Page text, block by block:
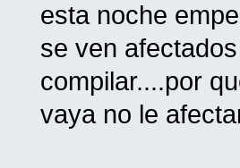
esta noche
se ven
compilar....por
vaya no le